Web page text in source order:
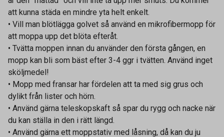
att kunna städa en mindre yta helt enkelt.
• Vill man blötlägga golvet så använd en mikrofibermopp för
att moppa upp det blöta efteråt.
• Tvätta moppen innan du använder den första gången, en
mopp kan bli som bäst efter 3-4 ggr i tvätten. Använd inget
sköljmedel!
• Mopp med fransar har fördelen att ta med sig grus och
dylikt från lister och hörn.
• Använd gärna teleskopskaft så spar du rygg och nacke när
du kan ställa in den i rätt längd.
• Använd gärna ett moppstativ med låsning, då kan du ju